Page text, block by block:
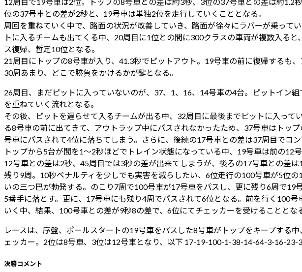
12周目で19号車は2位。トップの8号車との差は約3秒、3位の37号車との差は約
位の37号車との差が2秒と、19号車は単独2位を走行していくこととなる。
周回を重ねていく中で、路面の状況が改善していき、路面が徐々にラバーが乗っ
トに入るチームも出てくる中、20周目に1位との間に300クラスの車両が複数入る
ス復帰、暫定10位となる。
21周目にトップの8号車が入り、41.3秒でピットアウト。19号車の前に復帰するも
30周あまり、どこで勝負をかけるかが鍵となる。
26周目、まだピットに入っていないのが、37、1、16、14号車の4台。ピットイン
を重ねていく流れとなる。
その後、ピットを遅らせて入るチームが出る中、32周目に最後までピットに入っ
る8号車の前に出てきて、アウトラップ中にパスされなかったため、37号車はトッ
号車にパスされて4位に落ちてしまう。さらに、後続の17号車との差は37周目でコン
トップから5台が間を1～2秒ほどでトレイン状態になっている中、19号車は前の
12号車との差は2秒、45周目では3秒の差が出来てしまうが、後ろの17号車との差は
残り9周。10秒ペナルティを少しでも実害を減らしたい、6位走行の100号車が5位
いの三つ巴が勃発する。のこり7周で100号車が17号車をパスし、更に残り6周で
5番手に落とす。更に、17号車にも残り4周でパスされて6位となる。前を行く100
いく中、結果、100号車との差が9秒8の差で、6位にてチェッカーを受けることとな
レースは、序盤、ポールスタートの19号車をパスした8号車がトップをキープする
ェッカー。2位は8号車、3位は12号車となり、以下 17-19-100-1-38-14-64-3-16-23-
決勝コメント